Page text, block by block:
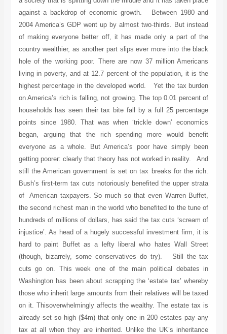
against a backdrop of economic growth. Between 1980 and
2004 America’s GDP went up by almost two-thirds. But instead
of making everyone better off, it has made only a part of the
country wealthier, as another part slips ever more into the black
hole of the working poor. There are now 37 million Americans
living in poverty, and at 12.7 percent of the population, it is the
highest percentage in the developed world. Yet the tax burden
on America’s rich is falling, not growing. The top 0.01 percent of
households has seen their tax bite fall by a full 25 percentage
points since 1980. That was when ‘trickle down’ economics
began, arguing that the rich spending more would benefit
everyone as a whole. But America’s poor have simply been
getting poorer: clearly that theory has not worked in reality. And
still the American government is set on tax breaks for the rich.
Bush’s first-term tax cuts notoriously benefited the upper strata
of American taxpayers. So much so that even Warren Buffet,
the second richest man in the world who benefited to the tune of
hundreds of millions of dollars, has said the tax cuts ‘scream of
injustice’. As head of a hugely successful investment firm, it is
hard to paint Buffet as a lefty liberal who hates Wall Street
(though, bizarrely, some conservatives do try). Still the tax
cuts go on. This week one of the main political debates in
Washington has been about scrapping the ‘estate tax’ whereby
those who inherit large amounts from their relatives will be taxed
on it. Thisoverwhelmingly affects the wealthy. The estate tax is
already set so high ($4m) that only one in 200 estates pay any
tax at all when they are inherited. Unlike the UK’s inheritance